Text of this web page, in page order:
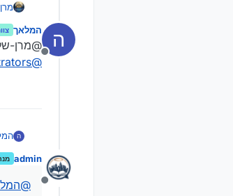
ה
מנותק
המלאך
@מרן-
@
ה
מנותק
admin
@